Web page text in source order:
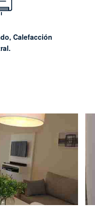
Calefacción